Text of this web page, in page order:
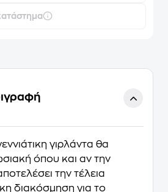
γιρλάντα θα
όπου και αν την
την τέλεια
διακόσμηση για το